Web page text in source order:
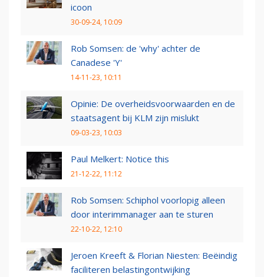
icoon
30-09-24, 10:09
Rob Somsen: de 'why' achter de
Canadese 'Y'
14-11-23, 10:11
Opinie: De overheidsvoorwaarden en de
staatsagent bij KLM zijn mislukt
09-03-23, 10:03
Paul Melkert: Notice this
21-12-22, 11:12
Rob Somsen: Schiphol voorlopig alleen
door interimmanager aan te sturen
22-10-22, 12:10
Jeroen Kreeft & Florian Niesten: Beëindig
faciliteren belastingontwijking